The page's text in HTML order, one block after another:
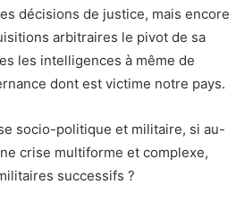
décisions de justice, mais encore
arbitraires le pivot de sa
les intelligences à même de
dont est victime notre pays.
socio-politique et militaire, si au-
crise multiforme et complexe,
successifs ?